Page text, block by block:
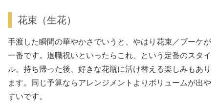
花束（生花）
手渡した瞬間の華やかさでいうと、やはり花束／ブーケが
一番です。退職祝いといったらこれ、という定番のスタイ
ル。持ち帰った後、好きな花瓶に活け替える楽しみもあり
ます。同じ予算ならアレンジメントよりボリュームが出や
すいです。